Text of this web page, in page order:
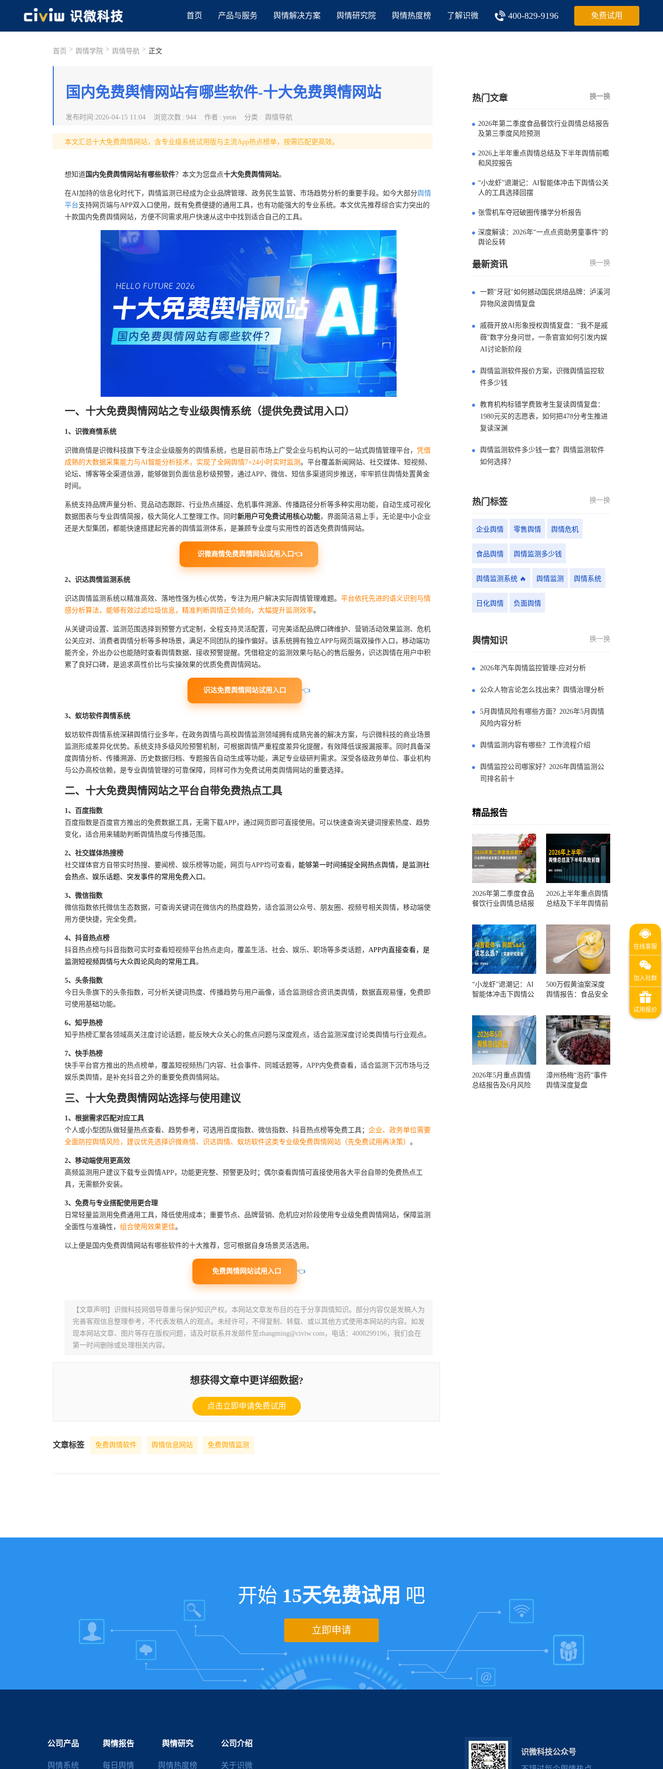
首页 产品与服务 舆情解决方案 舆情研究院 舆情热度榜 了解识微 400-829-9196 免费试用
首页 > 舆情学院 > 舆情导航 > 正文
国内免费舆情网站有哪些软件-十大免费舆情网站
发布时间 :2026-04-15 11:04 浏览次数 : 944 作者 : yeon 分类 : 舆情导航
本文汇总十大免费舆情网站，含专业级系统试用版与主流App热点榜单，按需匹配更高效。
想知道 国内免费舆情网站有哪些软件？本文为您盘点十大免费舆情网站。
在AI加持的信息化时代下，舆情监测已经成为企业品牌管理、政务民生监管、市场趋势分析的重要手段。如今大部分舆情
平台支持网页端与APP双入口使用，既有免费便捷的通用工具，也有功能强大的专业系统。本文优先推荐综合实力突出的
十款国内免费舆情网站，方便不同需求用户快速从这中中找到适合自己的工具。
一、十大免费舆情网站之专业级舆情系统（提供免费试用入口）
1、识微商情系统
识微商情是识微科技旗下专注企业级服务的舆情系统，也是目前市场上广受企业与机构认可的一站式舆情管理平台， 凭借
成熟的大数据采集能力与AI智能分析技术，实现了全网舆情7×24小时实时监测 。平台覆盖新闻网站、社交媒体、短视频、
论坛、博客等全渠道信源，能够做到负面信息秒级预警，通过APP、微信、短信多渠道同步推送，牢牢抓住舆情处置黄金
时间。
系统支持品牌声量分析、竞品动态跟踪、行业热点捕捉、危机事件溯源、传播路径分析等多种实用功能，自动生成可视化
数据图表与专业舆情简报，极大简化人工整理工作。同时新用户可免费试用核心功能，界面简洁易上手，无论是中小企业
还是大型集团，都能快速搭建起完善的舆情监测体系，是兼顾专业度与实用性的首选免费舆情网站。
识微商情免费舆情网站试用入口👈
2、识达舆情监测系统
识达舆情监测系统以精准高效、落地性强为核心优势，专注为用户解决实际舆情管理难题。 平台依托先进的语义识别与情
感分析算法，能够有效过滤垃圾信息，精准判断舆情正负倾向，大幅提升监测效率。
从关键词设置、监测范围选择到预警方式定制，全程支持灵活配置，可完美适配品牌口碑维护、营销活动效果监测、危机
公关应对、消费者舆情分析等多种场景，满足不同团队的操作偏好。该系统拥有独立APP与网页端双操作入口，移动端功
能齐全，外出办公也能随时查看舆情数据、接收预警提醒。凭借稳定的监测效果与贴心的售后服务，识达舆情在用户中积
累了良好口碑，是追求高性价比与实操效果的优质免费舆情网站。
识达免费舆情网站试用入口 👈
3、蚁坊软件舆情系统
蚁坊软件舆情系统深耕舆情行业多年，在政务舆情与高校舆情监测领域拥有成熟完善的解决方案，与识微科技的商业场景
监测形成差异化优势。系统支持多级风险预警机制，可根据舆情严重程度差异化提醒，有效降低误报漏报率。同时具备深
度舆情分析、传播溯源、历史数据归档、专题报告自动生成等功能，满足专业级研判需求。深受各级政务单位、事业机构
与公办高校信赖，是专业舆情管理的可靠保障，同样可作为免费试用类舆情网站的重要选择。
二、十大免费舆情网站之平台自带免费热点工具
1、百度指数
百度指数是百度官方推出的免费数据工具，无需下载APP，通过网页即可直接使用。可以快速查询关键词搜索热度、趋势
变化，适合用来辅助判断舆情热度与传播范围。
2、社交媒体热搜榜
社交媒体官方自带实时热搜、要闻榜、娱乐榜等功能，网页与APP均可查看， 能够第一时间捕捉全网热点舆情，是监测社
会热点、娱乐话题、突发事件的常用免费入口。
3、微信指数
微信指数依托微信生态数据，可查询关键词在微信内的热度趋势，适合监测公众号、朋友圈、视频号相关舆情，移动端使
用方便快捷，完全免费。
4、抖音热点榜
抖音热点榜与抖音指数可实时查看短视频平台热点走向，覆盖生活、社会、娱乐、职场等多类话题， APP内直接查看，是
监测短视频舆情与大众舆论风向的常用工具。
5、头条指数
今日头条旗下的头条指数，可分析关键词热度、传播趋势与用户画像，适合监测综合资讯类舆情，数据直观易懂，免费即
可使用基础功能。
6、知乎热榜
知乎热榜汇聚各领域高关注度讨论话题，能反映大众关心的焦点问题与深度观点，适合监测深度讨论类舆情与行业观点。
7、快手热榜
快手平台官方推出的热点榜单，覆盖短视频热门内容、社会事件、同城话题等，APP内免费查看，适合监测下沉市场与泛
娱乐类舆情，是补充抖音之外的重要免费舆情网站。
三、十大免费舆情网站选择与使用建议
1、根据需求匹配对应工具
个人或小型团队做轻量热点查看、趋势参考，可选用百度指数、微信指数、抖音热点榜等免费工具； 企业、政务单位需要
全面防控舆情风险，建议优先选择识微商情、识达舆情、蚁坊软件这类专业级免费舆情网站（先免费试用再决策） 。
2、移动端使用更高效
高频监测用户建议下载专业舆情APP，功能更完整、预警更及时；偶尔查看舆情可直接使用各大平台自带的免费热点工
具，无需额外安装。
3、免费与专业搭配使用更合理
日常轻量监测用免费通用工具，降低使用成本；重要节点、品牌营销、危机应对阶段使用专业级免费舆情网站，保障监测
全面性与准确性， 组合使用效果更佳。
以上便是国内免费舆情网站有哪些软件的十大推荐，您可根据自身场景灵活选用。
免费舆情网站试用入口 👈
【文章声明】识微科技网倡导尊重与保护知识产权。本网站文章发布目的在于分享舆情知识。部分内容仅是发稿人为
完善客观信息整理参考，不代表发稿人的观点。未经许可，不得复制、转载、或以其他方式使用本网站的内容。如发
现本网站文章、图片等存在版权问题，请及时联系并发邮件至zhangming@civiw.com，电话：4008299196，我们会在
第一时间删除或处理相关内容。
想获得文章中更详细数据?
点击立即申请免费试用
文章标签 免费舆情软件 舆情信息网站 免费舆情监测
热门文章 换一换
2026年第二季度食品餐饮行业舆情总结报告
及第三季度风险预测
2026上半年重点舆情总结及下半年舆情前瞻
和风控报告
“小龙虾”退潮记：AI智能体冲击下舆情公关
人的工具选择回摆
张雪机车夺冠破圈传播学分析报告
深度解读：2026年“一点点资助男童事件”的
舆论反转
最新资讯 换一换
一颗"牙冠"如何撼动国民烘焙品牌：泸溪河
异物风波舆情复盘
戚薇开放AI形象授权舆情复盘：“我不是戚
薇”数字分身问世，一条官宣如何引发内娱
AI讨论新阶段
舆情监测软件报价方案，识微舆情监控软
件多少钱
教育机构标错学费致考生复读舆情复盘：
1980元买的志愿表，如何把478分考生推进
复读深渊
舆情监测软件多少钱一套？舆情监测软件
如何选择？
热门标签 换一换
企业舆情 零售舆情 舆情危机
食品舆情 舆情监测多少钱
舆情监测系统 🔥 舆情监测 舆情系统
日化舆情 负面舆情
舆情知识 换一换
2026年汽车舆情监控管理-应对分析
公众人物言论怎么找出来？舆情治理分析
5月舆情风险有哪些方面？2026年5月舆情
风险内容分析
舆情监测内容有哪些？工作流程介绍
舆情监控公司哪家好？2026年舆情监测公
司排名前十
精品报告
2026年第二季度食品
餐饮行业舆情总结报
测
2026上半年重点舆情
总结及下半年舆情前
“小龙虾”退潮记：AI
智能体冲击下舆情公
500万假黄油案深度
舆情报告：食品安全
一环？
2026年5月重点舆情
总结报告及6月风险
漳州杨梅“泡药”事件
舆情深度复盘
开始 15天免费试用 吧
立即申请
公司产品
舆情系统
舆情报告
每日舆情
舆情研究
舆情热度榜
公司介绍
关于识微
识微科技公众号